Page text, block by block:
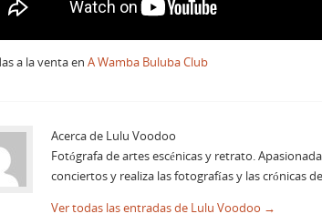
a la venta en A Wamba Buluba Club
Acerca de Lulu Voodoo
Fotógrafa de artes escénicas y retrato.
conciertos y realiza las fotografías y las crónicas
Ver todas las entradas de Lulu Voodoo →